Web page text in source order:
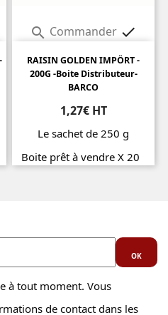
 Commander 
RAISIN GOLDEN IMPÖRT -
200G -Boite Distributeur-
BARCO
1,27€ HT
Le sachet de 250 g
Boite prêt à vendre X 20
à tout moment. Vous
de contact dans les